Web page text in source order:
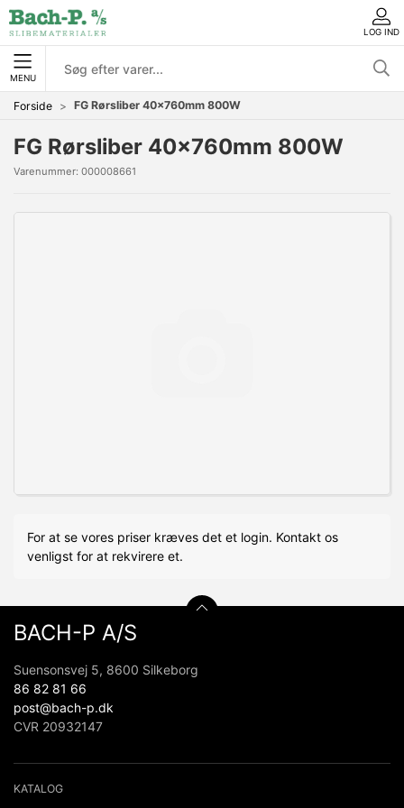
LOG IND
MENU
Forside FG Rørsliber 40x760mm 800W
FG Rørsliber 40x760mm 800W
Varenummer: 000008661
For at se vores priser kræves det et login. Kontakt os
venligst for at rekvirere et.
BACH-P A/S
Suensonsvej 5, 8600 Silkeborg
86 82 81 66
post@bach-p.dk
CVR 20932147
KATALOG